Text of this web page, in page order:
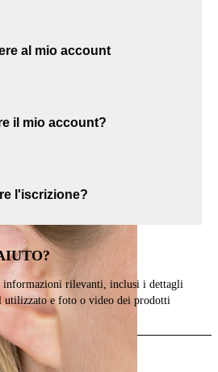
al mio account
il mio account?
l'iscrizione?
informazioni rilevanti, inclusi i dettagli
e foto o video dei prodotti
Invia email